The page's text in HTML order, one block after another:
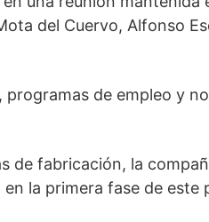
del Cuervo, Alfonso
de empleo y
de fabricación, la
la primera fase de